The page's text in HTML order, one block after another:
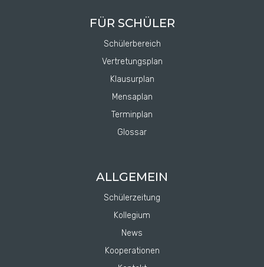
FÜR SCHÜLER
Schülerbereich
Vertretungsplan
Klausurplan
Mensaplan
Terminplan
Glossar
ALLGEMEIN
Schülerzeitung
Kollegium
News
Kooperationen